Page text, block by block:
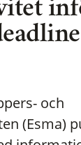
och
(Esma)